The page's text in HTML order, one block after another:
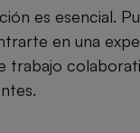
es esencial.
en una